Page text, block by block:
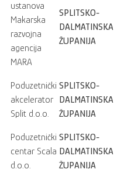
ustanova
Makarska
razvojna
agencija
MARA
SPLITSKO-
DALMATINSKA
ŽUPANIJA
Poduzetnički
akcelerator
Split d.o.o.
SPLITSKO-
DALMATINSKA
ŽUPANIJA
Poduzetnički
centar Scala
d.o.o.
SPLITSKO-
DALMATINSKA
ŽUPANIJA